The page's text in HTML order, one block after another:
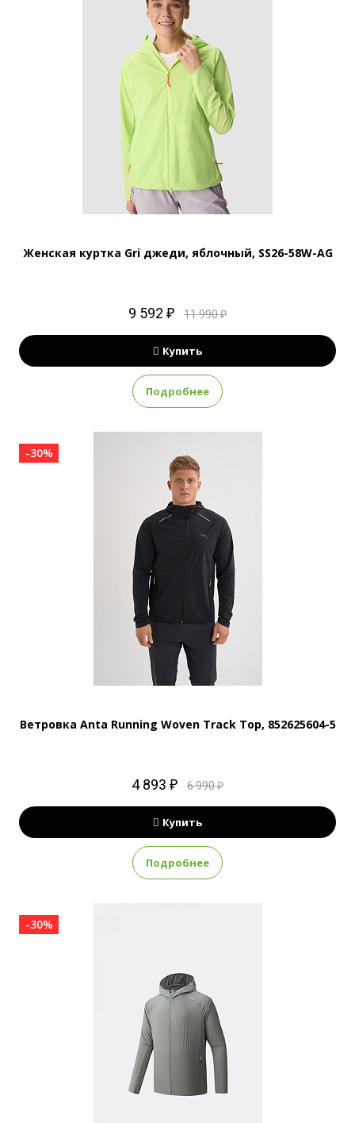
Женская куртка Gri джеди, яблочный, SS26-58W-AG
9 592 ₽ 11 990 ₽
Купить
Подробнее
-30%
Ветровка Anta Running Woven Track Top, 852625604-5
4 893 ₽ 6 990 ₽
Купить
Подробнее
-30%